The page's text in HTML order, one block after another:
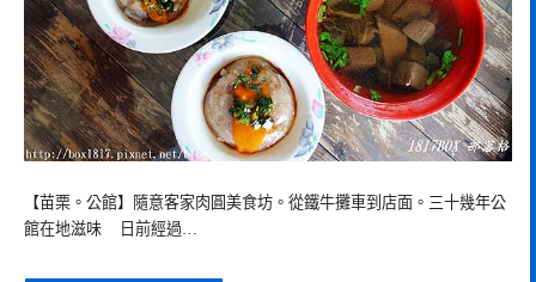
【苗栗。公館】隨意客家肉圓美食坊。從鐵牛攤車到店面。三十幾年公
館在地滋味 日前經過…